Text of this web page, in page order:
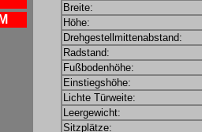
Breite:
Höhe:
Drehgestellmittenabstand:
Radstand:
Fußbodenhöhe:
Einstiegshöhe:
Lichte Türweite:
Leergewicht:
Sitzplätze: